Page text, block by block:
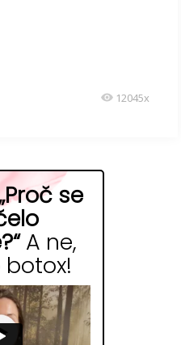
12045x
se
A ne,